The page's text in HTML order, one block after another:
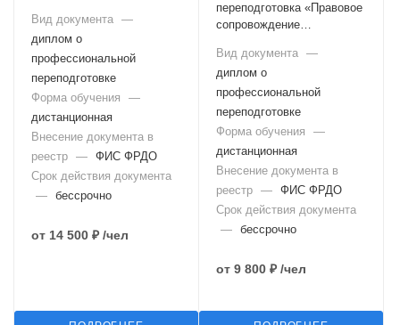
Вид документа —
диплом о
профессиональной
переподготовке
Форма обучения
—
дистанционная
Внесение документа в
реестр — ФИС ФРДО
Срок действия документа
— бессрочно
от 14 500 ₽ /чел
переподготовка «Правовое
сопровождение
граждан РФ»
Вид документа —
диплом о
профессиональной
переподготовке
Форма обучения
—
дистанционная
Внесение документа в
реестр — ФИС ФРДО
Срок действия документа
— бессрочно
от 9 800 ₽ /чел